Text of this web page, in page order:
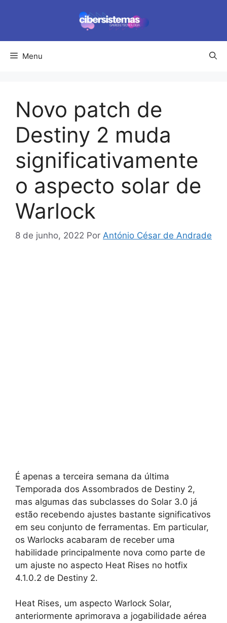
conteúdo
Menu
Novo patch de
Destiny 2 muda
significativamente
o aspecto solar de
Warlock
8 de junho, 2022 Por António César de Andrade
É apenas a terceira semana da última
Temporada dos Assombrados de Destiny 2,
mas algumas das subclasses do Solar 3.0 já
estão recebendo ajustes bastante significativos
em seu conjunto de ferramentas. Em particular,
os Warlocks acabaram de receber uma
habilidade principalmente nova como parte de
um ajuste no aspecto Heat Rises no hotfix
4.1.0.2 de Destiny 2.
Heat Rises, um aspecto Warlock Solar,
anteriormente aprimorava a jogabilidade aérea